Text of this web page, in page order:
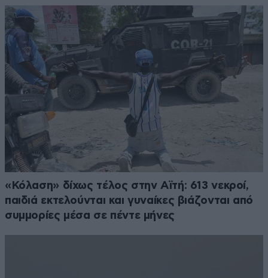
«Κόλαση» δίχως τέλος στην Αϊτή: 613 νεκροί,
παιδιά εκτελούνται και γυναίκες βιάζονται από
συμμορίες μέσα σε πέντε μήνες